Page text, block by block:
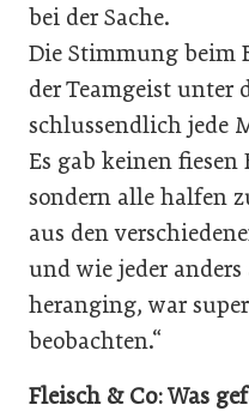
bei der Sache.
Die Stimmung beim
der Teamgeist unter
schlussendlich jede
Es gab keinen
sondern alle halfen
aus den
und wie jeder
heranging, war
beobachten.“
Fleisch & Co: Was